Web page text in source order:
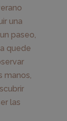
una
paseo,
quede
manos,
las